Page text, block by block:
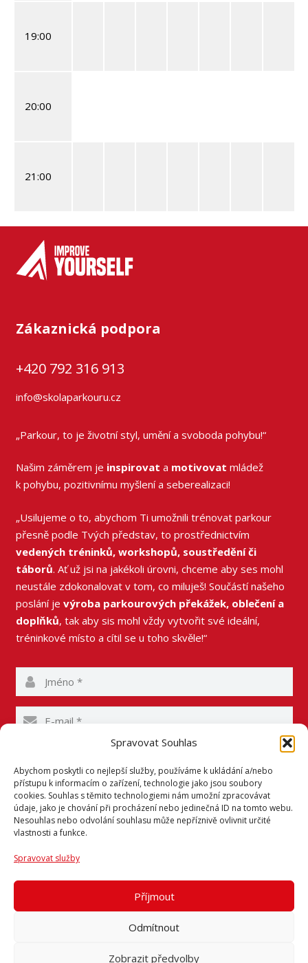
Spravovat Souhlas
Abychom poskytli co nejlepší služby, používáme k ukládání a/nebo
přístupu k informacím o zařízení, technologie jako jsou soubory
cookies. Souhlas s těmito technologiemi nám umožní zpracovávat
údaje, jako je chování při procházení nebo jedinečná ID na tomto webu.
Nesouhlas nebo odvolání souhlasu může nepříznivě ovlivnit určité
vlastnosti a funkce.
Spravovat služby
Příjmout
Odmítnout
Zobrazit předvolby
19:00
20:00
21:00
Zákaznická podpora
+420 792 316 913
info@skolaparkouru.cz
„Parkour, to je životní styl, umění a svoboda pohybu!“
Našim záměrem je inspirovat a motivovat mládež
k pohybu, pozitivnímu myšlení a seberealizaci!
„Usilujeme o to, abychom Ti umožnili trénovat parkour
přesně podle Tvých představ, to prostřednictvím
vedených tréninků, workshopů, soustředění či
táborů. Ať už jsi na jakékoli úrovni, chceme aby ses mohl
neustále zdokonalovat v tom, co miluješ! Součástí našeho
poslání je výroba parkourových překážek, oblečení a
doplňků, tak aby sis mohl vždy vytvořit své ideální,
tréninkové místo a cítil se u toho skvěle!“
Send Message